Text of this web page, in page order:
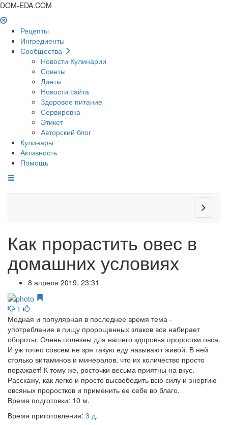
DOM-EDA.COM
Рецепты
Ингредиенты
Сообщества
Новости Кулинарии
Советы
Диеты
Новости сайта
Здоровое питание
Сервировка
Этикет
Авторский блог
Кулинары
Активность
Помощь
Как прорастить овес в
домашних условиях
8 апреля 2019, 23:31
1
Модная и популярная в последнее время тема -
употребление в пищу пророщенных злаков все набирает
обороты. Очень полезны для нашего здоровья проростки овса.
И уж точно совсем не зря такую еду называют живой. В ней
столько витаминов и минералов, что их количество просто
поражает! К тому же, росточки весьма приятны на вкус.
Расскажу, как легко и просто высвободить всю силу и энергию
овсяных проростков и применить ее себе во благо.
Время подготовки: 10 м.
Время приготовления: 3 д.